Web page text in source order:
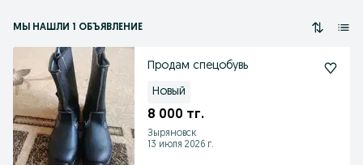
МЫ НАШЛИ 1 ОБЪЯВЛЕНИЕ
Продам спецобувь
Новый
8 000 тг.
Зыряновск
13 июля 2026 г.